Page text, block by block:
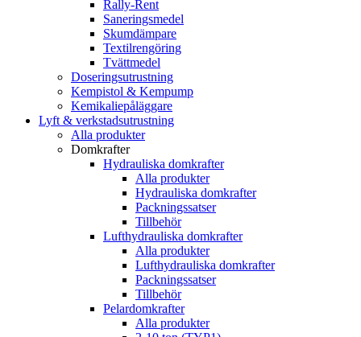
Rally-Rent
Saneringsmedel
Skumdämpare
Textilrengöring
Tvättmedel
Doseringsutrustning
Kempistol & Kempump
Kemikaliepåläggare
Lyft & verkstadsutrustning
Alla produkter
Domkrafter
Hydrauliska domkrafter
Alla produkter
Hydrauliska domkrafter
Packningssatser
Tillbehör
Lufthydrauliska domkrafter
Alla produkter
Lufthydrauliska domkrafter
Packningssatser
Tillbehör
Pelardomkrafter
Alla produkter